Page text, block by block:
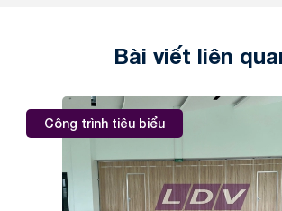
Bài viết liên
Công trình tiêu biểu